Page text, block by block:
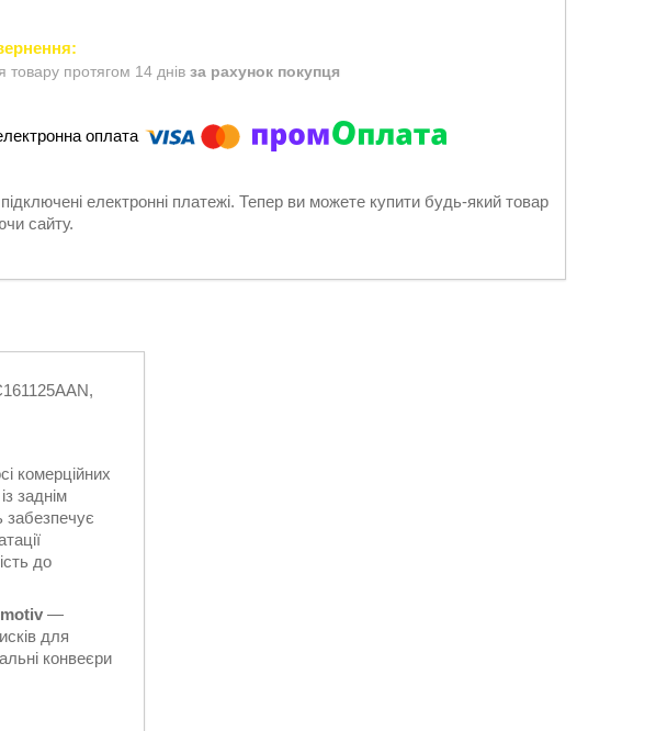
товару протягом 14 днів за рахунок покупця
електронні платежі. Тепер ви можете купити будь-який товар
сайту.
комерційних
заднім
забезпечує
до
—
для
конвеєри